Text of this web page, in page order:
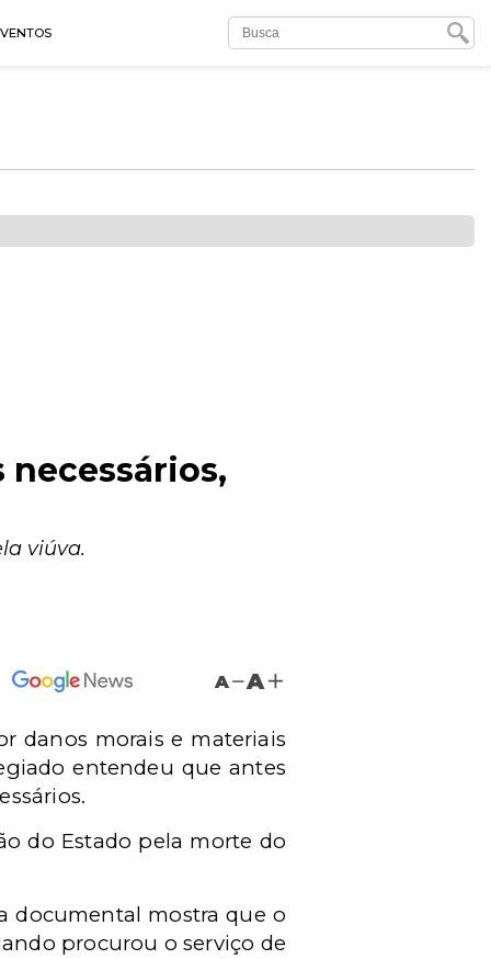
viúva.
A A
danos morais e materiais
entendeu que antes
do Estado pela morte do
documental mostra que o
procurou o serviço de